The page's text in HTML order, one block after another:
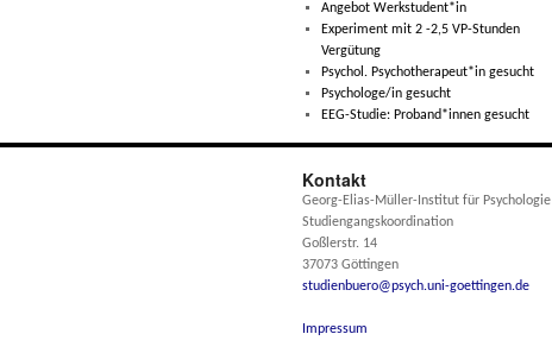
Angebot Werkstudent*in
Experiment mit 2 -2,5 VP-Stunden
Vergütung
Psychol. Psychotherapeut*in gesucht
Psychologe/in gesucht
EEG-Studie: Proband*innen gesucht
Kontakt
Georg-Elias-Müller-Institut für Psychologie
Studiengangskoordination
Goßlerstr. 14
37073 Göttingen
studienbuero@psych.uni-goettingen.de
Impressum